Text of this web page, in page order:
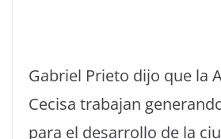
Gabriel Prieto dijo que la
Cecisa trabajan
para el desarrollo de la